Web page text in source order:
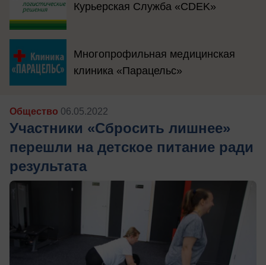
Курьерская Служба «CDEK»
Многопрофильная медицинская
клиника «Парацельс»
Общество 06.05.2022
Участники «Сбросить лишнее»
перешли на детское питание ради
результата